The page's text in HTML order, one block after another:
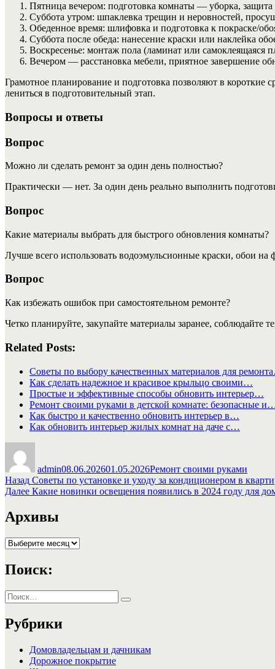
Пятница вечером: подготовка комнаты — уборка, защита
Суббота утром: шпаклевка трещин и неровностей,
Обеденное время: шлифовка и подготовка к покраске/
Суббота после обеда: нанесение краски или наклейка
Воскресенье: монтаж пола (ламинат или самоклеящаяся
Вечером — расстановка мебели, приятное завершение
Грамотное планирование и подготовка позволяют в короткие
лениться в подготовительный этап.
Вопросы и ответы
Вопрос
Можно ли сделать ремонт за один день полностью?
Практически — нет. За один день реально выполнить
Вопрос
Какие материалы выбрать для быстрого обновления комнаты?
Лучше всего использовать водоэмульсионные краски, обои
Вопрос
Как избежать ошибок при самостоятельном ремонте?
Четко планируйте, закупайте материалы заранее, соблюдайте
Related Posts:
Советы по выбору качественных материалов для
Как сделать надежное и красивое крыльцо своими…
Простые и эффективные способы обновить интерьер…
Ремонт своими руками в детской комнате: безопасные
Как быстро и качественно обновить интерьер в…
Как обновить интерьер жилых комнат на даче с…
admin08.06.202601.05.2026Ремонт своими руками
Навигация
по
записям
Назад Предыдущая
запись:
Советы по установке и уходу за кондиционером в
Далее Следующая
Какие новинки освещения появились в 2024 году для
Архивы
Архивы
Поиск:
Искать:
Поиск
Рубрики
Домовладельцам и дачникам
Дорожное покрытие